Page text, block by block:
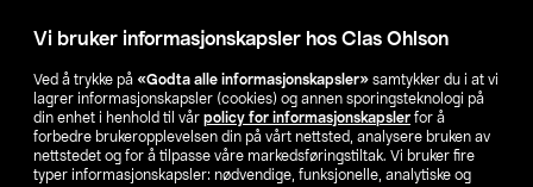
Vi bruker informasjonskapsler hos Clas Ohlson
Ved å trykke på «Godta alle informasjonskapsler» samtykker du i at vi
lagrer informasjonskapsler (cookies) og annen sporingsteknologi på
din enhet i henhold til vår policy for informasjonskapsler for å
forbedre brukeropplevelsen din på vårt nettsted, analysere bruken av
nettstedet og for å tilpasse våre markedsføringstiltak. Vi bruker fire
typer informasjonskapsler: nødvendige, funksjonelle, analytiske og
Våre selskaper
Finn din butikk